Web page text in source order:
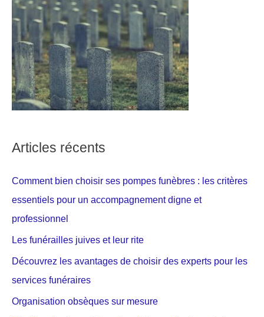
Articles récents
Comment bien choisir ses pompes funèbres : les critères
essentiels pour un accompagnement digne et
professionnel
Les funérailles juives et leur rite
Découvrez les avantages de choisir des experts pour les
services funéraires
Organisation obsèques sur mesure